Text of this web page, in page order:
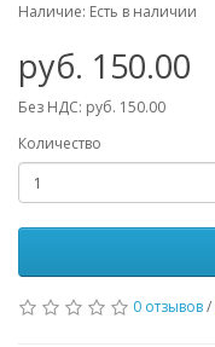
Наличие: Есть в наличии
руб. 150.00
Без НДС: руб. 150.00
Количество
0 отзывов/